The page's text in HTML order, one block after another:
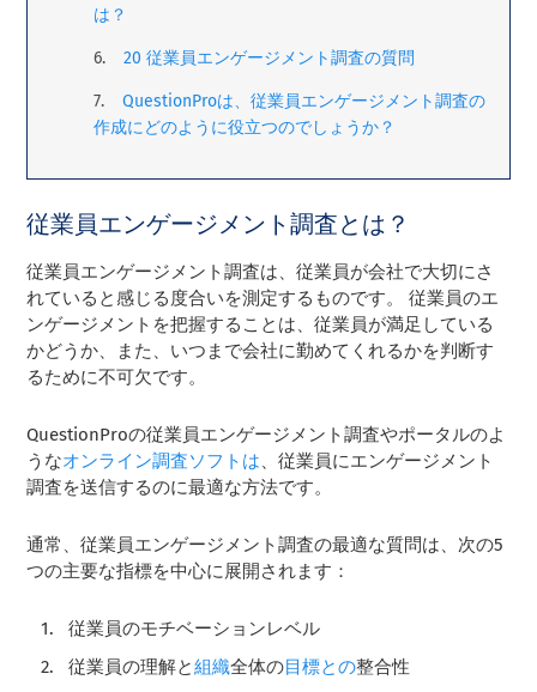
は？
20 従業員エンゲージメント調査の質問
QuestionProは、従業員エンゲージメント調査の
作成にどのように役立つのでしょうか？
従業員エンゲージメント調査とは？
従業員エンゲージメント調査は、従業員が会社で大切にさ
れていると感じる度合いを測定するものです。 従業員のエ
ンゲージメントを把握することは、従業員が満足している
かどうか、また、いつまで会社に勤めてくれるかを判断す
るために不可欠です。
QuestionProの従業員エンゲージメント調査やポータルのよ
うなオンライン調査ソフトは、従業員にエンゲージメント
調査を送信するのに最適な方法です。
通常、従業員エンゲージメント調査の最適な質問は、次の5
つの主要な指標を中心に展開されます：
従業員のモチベーションレベル
従業員の理解と組織全体の目標との整合性